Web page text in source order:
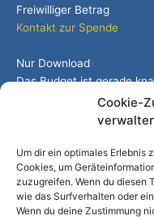
Cookie-
Um dir ein optimales Erlebnis
Cookies, um
zuzugreifen. Wenn du diesen
wie das Surfverhalten oder
Wenn du deine Zustimmung
Freiwilliger Betrag
Kontakt zur Spende
Nur Download
Das Budget ist gerade
herzlich ein, das Paper
Zum PDF Download
Danke für deine
Kulturarbeit!